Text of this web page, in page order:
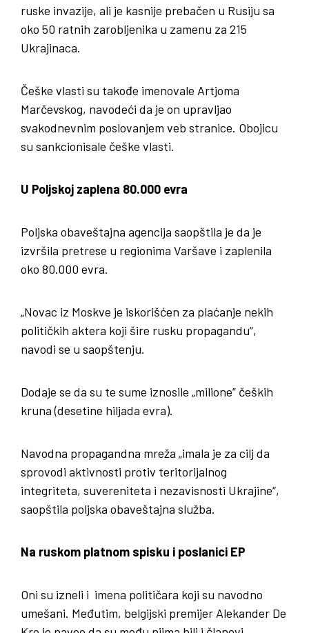
ruske invazije, ali je kasnije prebačen u Rusiju sa
oko 50 ratnih zarobljenika u zamenu za 215
Ukrajinaca.
Češke vlasti su takođe imenovale Artjoma
Marčevskog, navodeći da je on upravljao
svakodnevnim poslovanjem veb stranice. Obojicu
su sankcionisale češke vlasti.
U Poljskoj zaplena 80.000 evra
Poljska obaveštajna agencija saopštila je da je
izvršila pretrese u regionima Varšave i zaplenila
oko 80.000 evra.
„Novac iz Moskve je iskorišćen za plaćanje nekih
političkih aktera koji šire rusku propagandu“,
navodi se u saopštenju.
Dodaje se da su te sume iznosile „milione” čeških
kruna (desetine hiljada evra).
Navodna propagandna mreža „imala je za cilj da
sprovodi aktivnosti protiv teritorijalnog
integriteta, suvereniteta i nezavisnosti Ukrajine“,
saopštila poljska obaveštajna služba.
Na ruskom platnom spisku i poslanici EP
Oni su izneli i imena političara koji su navodno
umešani. Međutim, belgijski premijer Alekander De